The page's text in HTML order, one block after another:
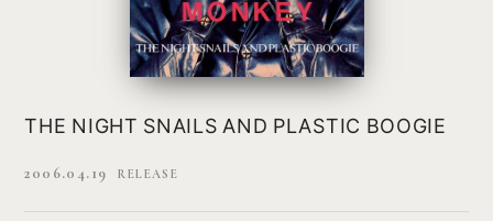
THE NIGHT SNAILS AND PLASTIC BOOGIE
2006.04.19 RELEASE